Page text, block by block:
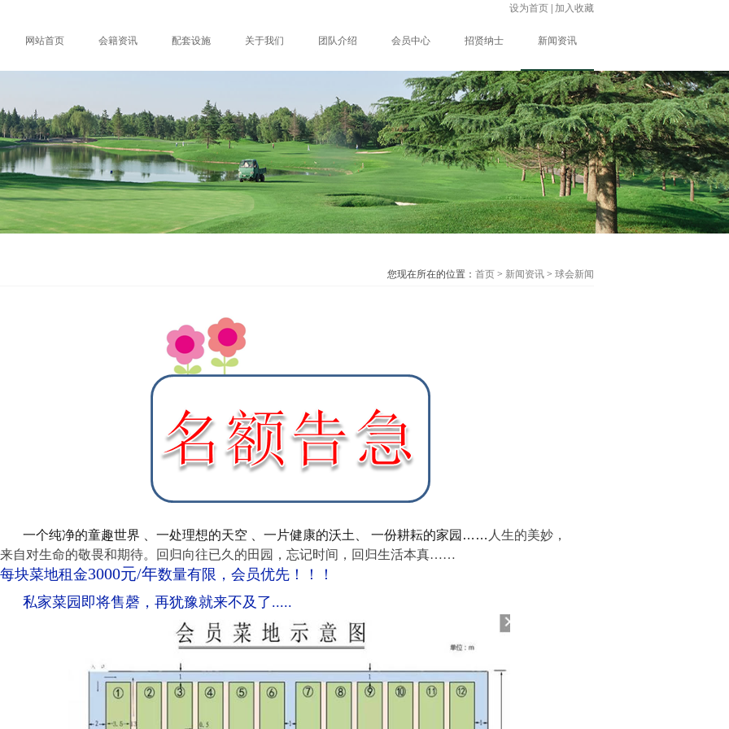
设为首页 加入收藏
网站首页 会籍资讯 配套设施 关于我们 团队介绍 会员中心 招贤纳士 新闻资讯
您现在所在的位置： 首页 > 新闻资讯 > 球会新闻
一个纯净的童趣世界 、一处理想的天空 、一片健康的沃土、 一份耕耘的家园…… 人生的美妙，
来自对生命的敬畏和期待。回归向往已久的田园，忘记时间，回归生活本真……
每块菜地租金3000元/年数量有限，会员优先！！！
私家菜园即将售磬，再犹豫就来不及了.....